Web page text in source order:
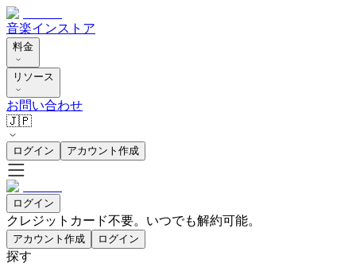
音楽インストア
料金
リソース
お問い合わせ
🇯🇵
ログイン アカウント作成
ログイン
クレジットカード不要。いつでも解約可能。
アカウント作成 ログイン
探す